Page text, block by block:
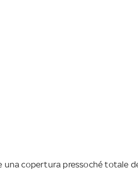
una copertura pressoché totale